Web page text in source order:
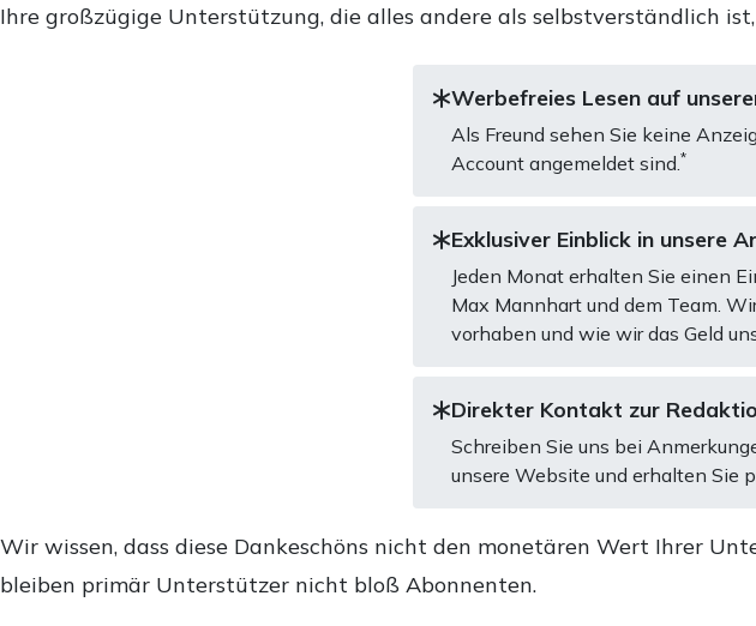
Ihre großzügige Unterstützung, die alles andere als selbstverständlich
Werbefreies Lesen auf
Als Freund sehen Sie keine
Account angemeldet sind. *
Exklusiver Einblick in unsere
Jeden Monat erhalten Sie einen
Max Mannhart und dem Team.
vorhaben und wie wir das Geld
Direkter Kontakt zur
Schreiben Sie uns bei
unsere Website und erhalten Sie
Wir wissen, dass diese Dankeschöns nicht den monetären Wert Ihrer
bleiben primär Unterstützer nicht bloß Abonnenten.